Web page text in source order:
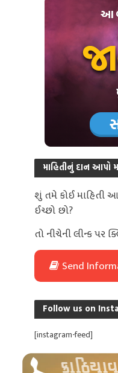
માહિતીનું દાન આપો
શું તમે કોઈ માહિતી
ઈચ્છો છો?
તો નીચેની લીન્ક પર
Send
Follow us on
[instagram-feed]